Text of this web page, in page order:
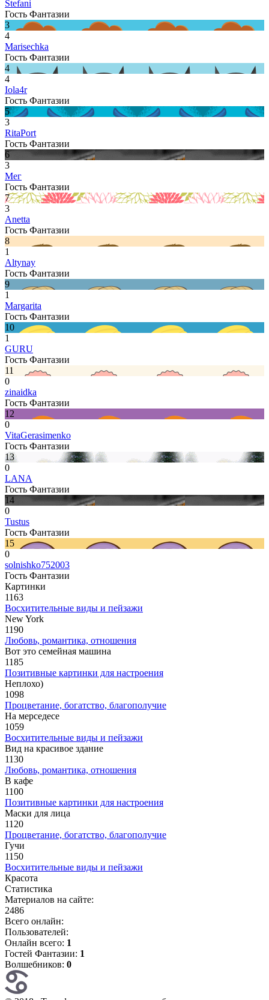
Stefani
Гость Фантазии
3
4
Marisechka
Гость Фантазии
4
4
Iola4r
Гость Фантазии
5
3
RitaPort
Гость Фантазии
6
3
Мег
Гость Фантазии
7
3
Anetta
Гость Фантазии
8
1
Altynay
Гость Фантазии
9
1
Margarita
Гость Фантазии
10
1
GURU
Гость Фантазии
11
0
zinaidka
Гость Фантазии
12
0
VitaGerasimenko
Гость Фантазии
13
0
LANA
Гость Фантазии
14
0
Tustus
Гость Фантазии
15
0
solnishko752003
Гость Фантазии
Картинки
1163
Восхитительные виды и пейзажи
New York
1190
Любовь, романтика, отношения
Вот это семейная машина
1185
Позитивные картинки для настроения
Неплохо)
1098
Процветание, богатство, благополучие
На мерседесе
1059
Восхитительные виды и пейзажи
Вид на красивое здание
1130
Любовь, романтика, отношения
В кафе
1100
Позитивные картинки для настроения
Маски для лица
1120
Процветание, богатство, благополучие
Гучи
1150
Восхитительные виды и пейзажи
Красота
Статистика
Материалов на сайте:
2486
Всего онлайн:
Пользователей:
Онлайн всего: 1
Гостей Фантазии: 1
Волшебников: 0